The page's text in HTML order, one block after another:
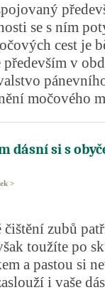
se s ním
cest je
v
močového
dásní si s
>
zubů
toužíte po
a pastou si
i vaše